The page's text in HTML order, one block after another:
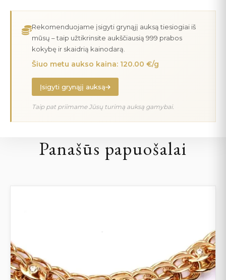
Rekomenduojame įsigyti grynąjį auksą tiesiogiai iš
mūsų – taip užtikrinsite aukščiausią 999 prabos
kokybę ir skaidrią kainodarą.
Šiuo metu aukso kaina: 120.00 €/g
Įsigyti grynąjį auksą
Taip pat priimame Jūsų turimą auksą gamybai.
Panašūs papuošalai